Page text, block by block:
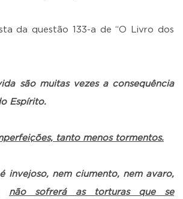
da questão 133-a de “O Livro dos
são muitas vezes a consequência
Espírito.
tanto menos tormentos.
invejoso, nem ciumento, nem avaro,
não sofrerá as torturas que se